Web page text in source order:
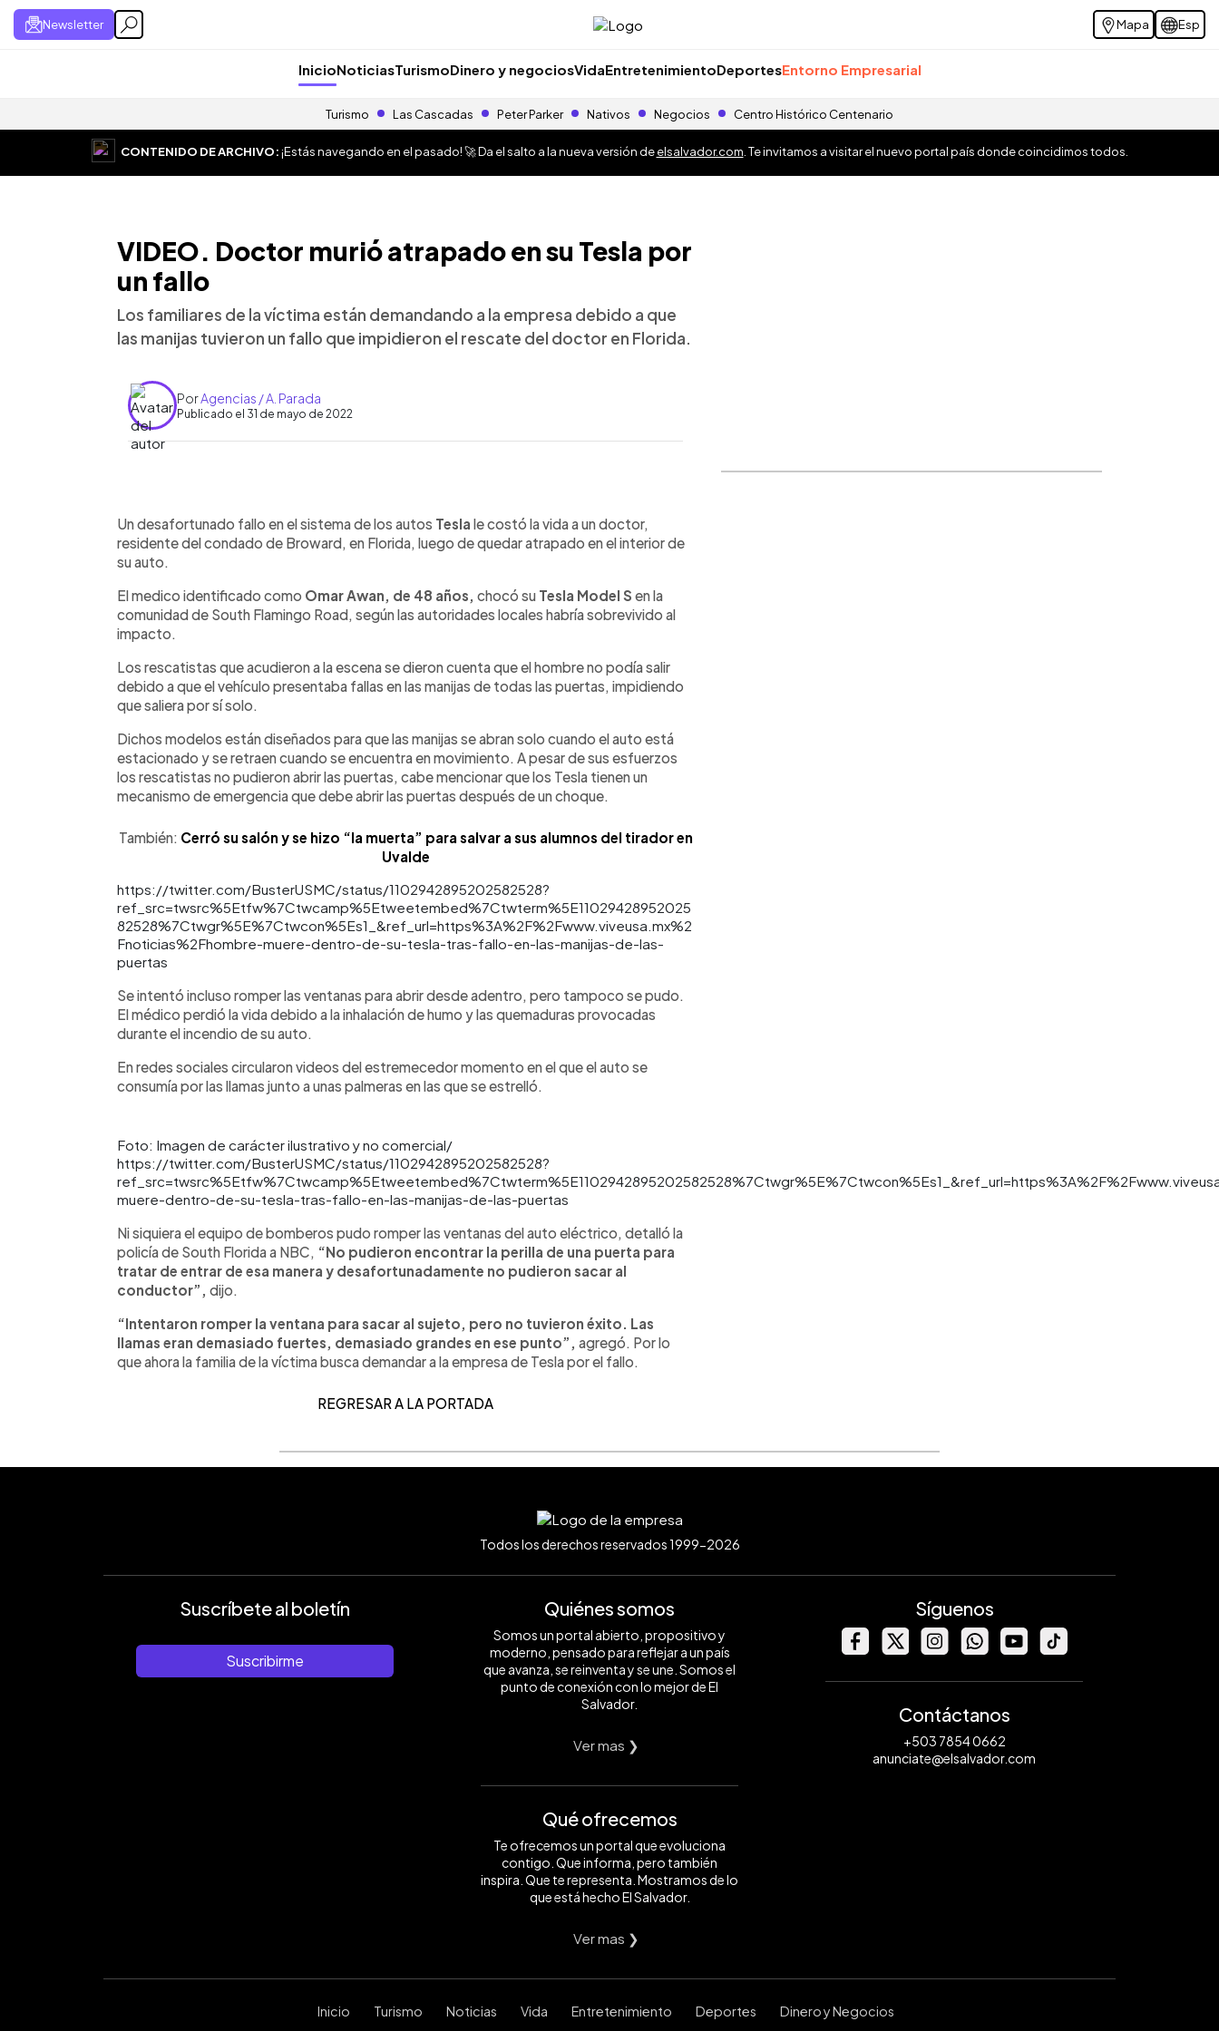
Newsletter Mapa Esp
InicioNoticiasTurismoDinero y negociosVidaEntretenimientoDeportesEntorno Empresarial
Turismo Las Cascadas Peter Parker Nativos Negocios Centro Histórico Centenario
CONTENIDO DE ARCHIVO:¡Estás navegando en el pasado! 🚀 Da el salto a la nueva versión deelsalvador.com . Te invitamos a visitar el nuevo portal país donde coincidimos todos.
VIDEO. Doctor murió atrapado en su Tesla por
un fallo
Los familiares de la víctima están demandando a la empresa debido a que
las manijas tuvieron un fallo que impidieron el rescate del doctor en Florida.
PorAgencias / A. Parada
Publicado el 31 de mayo de 2022
► Escuchar artículo
Un desafortunado fallo en el sistema de los autos Tesla le costó la vida a un doctor,
residente del condado de Broward, en Florida, luego de quedar atrapado en el interior de
su auto.
El medico identificado como Omar Awan, de 48 años, chocó su Tesla Model S en la
comunidad de South Flamingo Road, según las autoridades locales habría sobrevivido al
impacto.
Los rescatistas que acudieron a la escena se dieron cuenta que el hombre no podía salir
debido a que el vehículo presentaba fallas en las manijas de todas las puertas, impidiendo
que saliera por sí solo.
Dichos modelos están diseñados para que las manijas se abran solo cuando el auto está
estacionado y se retraen cuando se encuentra en movimiento. A pesar de sus esfuerzos
los rescatistas no pudieron abrir las puertas, cabe mencionar que los Tesla tienen un
mecanismo de emergencia que debe abrir las puertas después de un choque.
También: Cerró su salón y se hizo “la muerta” para salvar a sus alumnos del tirador en
Uvalde
https://twitter.com/BusterUSMC/status/1102942895202582528?
ref_src=twsrc%5Etfw%7Ctwcamp%5Etweetembed%7Ctwterm%5E11029428952025
82528%7Ctwgr%5E%7Ctwcon%5Es1_&ref_url=https%3A%2F%2Fwww.viveusa.mx%2
Fnoticias%2Fhombre-muere-dentro-de-su-tesla-tras-fallo-en-las-manijas-de-las-
puertas
Se intentó incluso romper las ventanas para abrir desde adentro, pero tampoco se pudo.
El médico perdió la vida debido a la inhalación de humo y las quemaduras provocadas
durante el incendio de su auto.
En redes sociales circularon videos del estremecedor momento en el que el auto se
consumía por las llamas junto a unas palmeras en las que se estrelló.
Foto: Imagen de carácter ilustrativo y no comercial/
https://twitter.com/BusterUSMC/status/1102942895202582528?
muere-dentro-de-su-tesla-tras-fallo-en-las-manijas-de-las-puertas
Ni siquiera el equipo de bomberos pudo romper las ventanas del auto eléctrico, detalló la
policía de South Florida a NBC, “No pudieron encontrar la perilla de una puerta para
tratar de entrar de esa manera y desafortunadamente no pudieron sacar al
conductor”, dijo.
“Intentaron romper la ventana para sacar al sujeto, pero no tuvieron éxito. Las
llamas eran demasiado fuertes, demasiado grandes en ese punto”, agregó. Por lo
que ahora la familia de la víctima busca demandar a la empresa de Tesla por el fallo.
REGRESAR A LA PORTADA
Todos los derechos reservados 1999-2026
Suscríbete al boletín
Suscribirme
Quiénes somos
Somos un portal abierto, propositivo y
moderno, pensado para reflejar a un país
que avanza, se reinventa y se une. Somos el
punto de conexión con lo mejor de El
Salvador.
Ver mas ❯
Qué ofrecemos
Te ofrecemos un portal que evoluciona
contigo. Que informa, pero también
inspira. Que te representa. Mostramos de lo
que está hecho El Salvador.
Ver mas ❯
Síguenos
Contáctanos
+503 7854 0662
anunciate@elsalvador.com
Inicio Turismo Noticias Vida Entretenimiento Deportes Dinero y Negocios